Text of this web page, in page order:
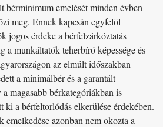
bérminimum emelését minden évben
meg. Ennek kapcsán egyfelöl
jogos érdeke a bérfelzárkóztatás
a munkáltatók teherbíró képessége és
az elmúlt időszakban
a minimálbér és a garantált
magasabb bérkategóriákban is
ki a bérfeltorlódás elkerülése érdekében.
emelkedése azonban nem okozta a